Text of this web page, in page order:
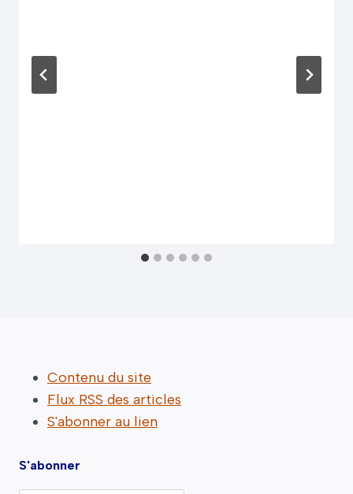
Contenu du site
Flux RSS des articles
S'abonner au lien
S'abonner